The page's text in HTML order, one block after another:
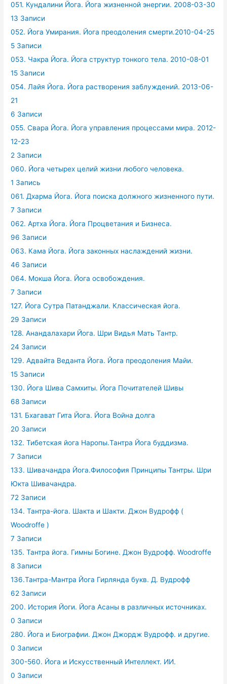
051. Кундалини Йога. Йога жизненной энергии. 2008-03-30
13 Записи
052. Йога Умирания. Йога преодоления смерти.2010-04-25
5 Записи
053. Чакра Йога. Йога структур тонкого тела. 2010-08-01
15 Записи
054. Лайя Йога. Йога растворения заблуждений. 2013-06-
21
6 Записи
055. Свара Йога. Йога управления процессами мира. 2012-
12-23
2 Записи
060. Йога четырех целий жизни любого человека.
1 Запись
061. Дхарма Йога. Йога поиска должного жизненного пути.
7 Записи
062. Артха Йога. Йога Процветания и Бизнеса.
96 Записи
063. Кама Йога. Йога законных наслаждений жизни.
46 Записи
064. Мокша Йога. Йога освобождения.
7 Записи
127. Йога Сутра Патанджали. Классическая йога.
29 Записи
128. Анандалахари Йога. Шри Видья Мать Тантр.
24 Записи
129. Адвайта Веданта Йога. Йога преодоления Майи.
15 Записи
130. Йога Шива Самхиты. Йога Почитателей Шивы
68 Записи
131. Бхагават Гита Йога. Йога Война долга
20 Записи
132. Тибетская йога Наропы.Тантра Йога буддизма.
7 Записи
133. Шивачандра Йога.Философия Принципы Тантры. Шри
Юкта Шивачандра.
72 Записи
134. Тантра-йога. Шакта и Шакти. Джон Вудрофф (
Woodroffe )
7 Записи
135. Тантра йога. Гимны Богине. Джон Вудрофф. Woodroffe
8 Записи
136.Тантра-Мантра Йога Гирлянда букв. Д. Вудрофф
62 Записи
200. История Йоги. Йога Асаны в различных источниках.
0 Записи
280. Йога и Биографии. Джон Джордж Вудрофф. и другие.
0 Записи
300-560. Йога и Искусственный Интеллект. ИИ.
0 Записи